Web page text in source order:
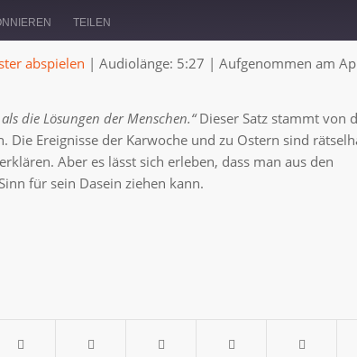
TEILEN
abspielen | Audiolänge: 5:27 | Aufgenommen am
die Lösungen der Menschen.“Dieser Satz stammt von
Die Ereignisse der Karwoche und zu Ostern sind
Aber es lässt sich erleben, dass man aus den
für sein Dasein ziehen kann.